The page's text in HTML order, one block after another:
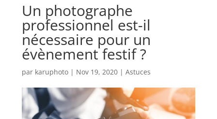
Un photographe
professionnel est-il
nécessaire pour un
évènement festif ?
par karuphoto| Nov 19, 2020| Astuces